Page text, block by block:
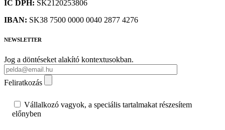
IČ DPH: SK2120253806
IBAN: SK38 7500 0000 0040 2877 4276
NEWSLETTER
Jog a döntéseket alakító kontextusokban.
Feliratkozás
Vállalkozó vagyok, a speciális tartalmakat részesítem
előnyben